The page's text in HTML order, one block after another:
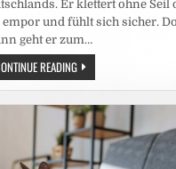
BESONDERS
BELIEBT
/
REVIERE
IN
DEUTSCHLAND
BLEIBEN
AM
WICHTIGSTEN
Er klettert ohne Seil
und fühlt sich sicher.
geht er zum…
READINGSERIE
„DRAMA
AM
BERG“:
„ANGST
IST
MEINE
WICHTIGSTE
LEBENSVERSICHERUNG“